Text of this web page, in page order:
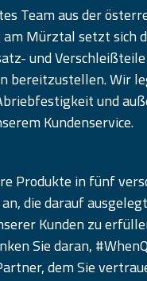
Team aus der
Mürztal setzt sich
und
bereitzustellen. Wir
und
Kundenservice.
Produkte in fünf
die darauf
Kunden zu
Sie daran,
dem Sie